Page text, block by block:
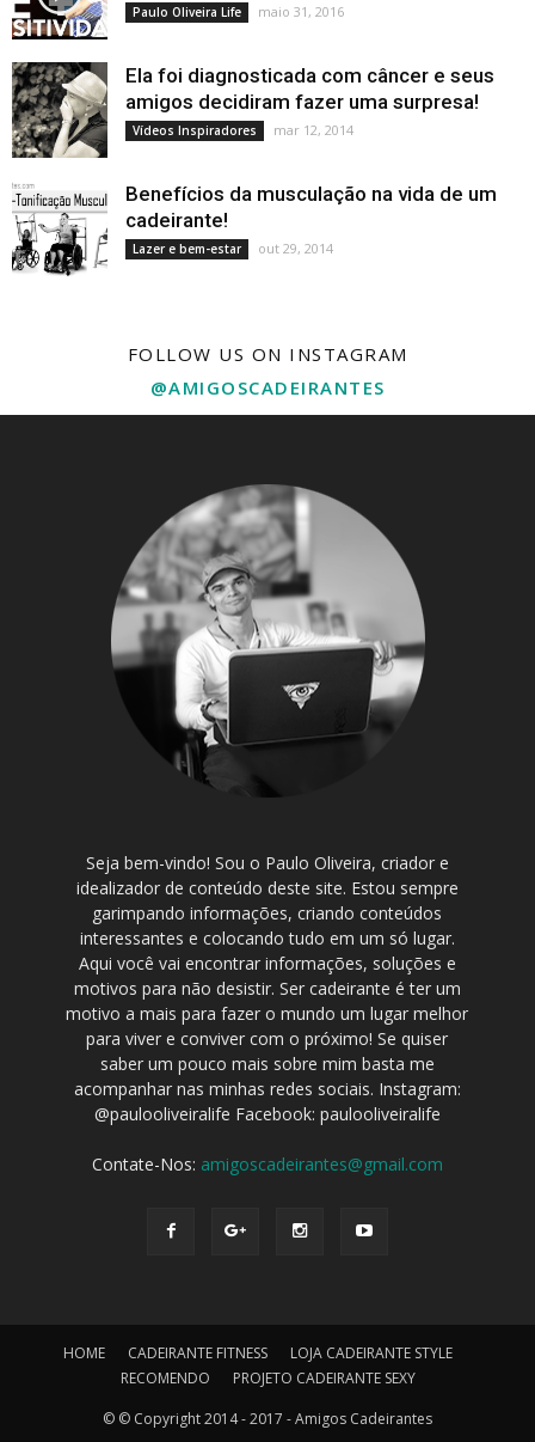
Paulo Oliveira Life maio 31, 2016
Ela foi diagnosticada com câncer e seus
amigos decidiram fazer uma surpresa!
Vídeos Inspiradores mar 12, 2014
Benefícios da musculação na vida de um
cadeirante!
Lazer e bem-estar out 29, 2014
FOLLOW US ON INSTAGRAM
@AMIGOSCADEIRANTES
Seja bem-vindo! Sou o Paulo Oliveira, criador e
idealizador de conteúdo deste site. Estou sempre
garimpando informações, criando conteúdos
interessantes e colocando tudo em um só lugar.
Aqui você vai encontrar informações, soluções e
motivos para não desistir. Ser cadeirante é ter um
motivo a mais para fazer o mundo um lugar melhor
para viver e conviver com o próximo! Se quiser
saber um pouco mais sobre mim basta me
acompanhar nas minhas redes sociais. Instagram:
@paulooliveiralife Facebook: paulooliveiralife
Contate-Nos: amigoscadeirantes@gmail.com
HOME CADEIRANTE FITNESS
LOJA CADEIRANTE STYLE
RECOMENDO
PROJETO CADEIRANTE SEXY
© © Copyright 2014 - 2017 - Amigos Cadeirantes